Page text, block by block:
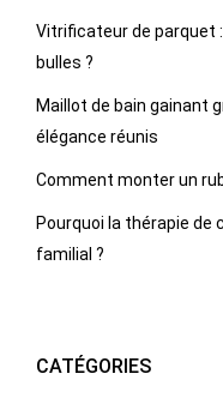
Vitrificateur de parquet
bulles ?
Maillot de bain gainant
élégance réunis
Comment monter un
Pourquoi la thérapie de
familial ?
CATÉGORIES